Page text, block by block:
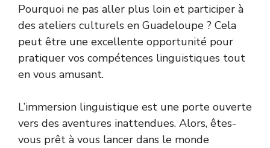
Pourquoi ne pas aller plus loin et participer à
des ateliers culturels en Guadeloupe ? Cela
peut être une excellente opportunité pour
pratiquer vos compétences linguistiques tout
en vous amusant.
L’immersion linguistique est une porte ouverte
vers des aventures inattendues. Alors, êtes-
vous prêt à vous lancer dans le monde